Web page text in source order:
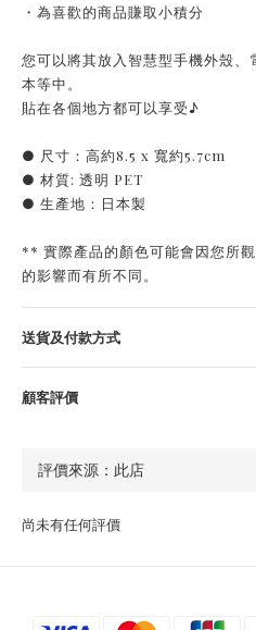
・為喜歡的商品賺取小積分
您可以將其放入智慧型手機外殼
本等中。
貼在各個地方都可以享受♪
● 尺寸：高約8.5 x 寬約5.7cm
● 材質: 透明 PET
● 生產地：日本製
** 實際產品的顏色可能會因您所
的影響而有所不同。
送貨及付款方式
顧客評價
尚未有任何評價